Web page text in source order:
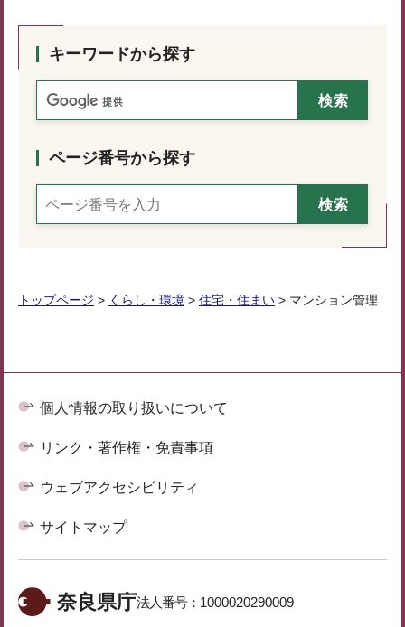
キーワードから探す
ページ番号から探す
トップページ > くらし・環境 > 住宅・住まい > マンション管理
個人情報の取り扱いについて
リンク・著作権・免責事項
ウェブアクセシビリティ
サイトマップ
奈良県庁法人番号： 1000020290009